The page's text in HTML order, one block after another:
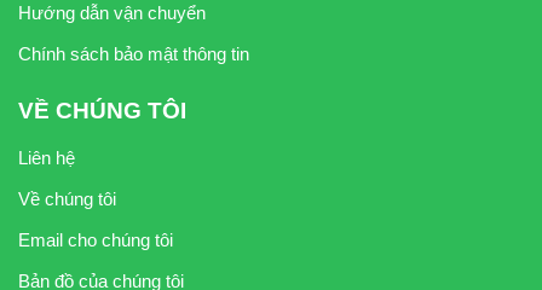
Hướng dẫn vận chuyển
Chính sách bảo mật thông tin
VỀ CHÚNG TÔI
Liên hệ
Về chúng tôi
Email cho chúng tôi
Bản đồ của chúng tôi